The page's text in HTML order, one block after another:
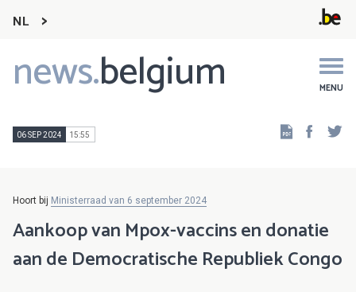
NL
news.belgium MENU
Main
navigation
06 SEP 2024 15:55
Hoort bij Ministerraad van 6 september 2024
Aankoop van Mpox-vaccins en donatie
aan de Democratische Republiek Congo